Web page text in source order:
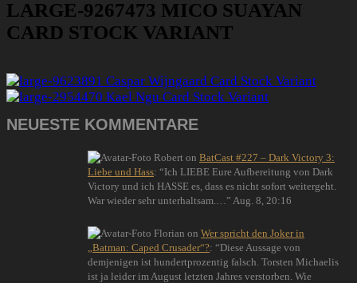
LARGE-9267473 MICO SUAYAN
CARD STOCK VARIANT
NEUESTE KOMMENTARE
Robert on BatCast #227 – Dark Victory 3:
Liebe und Hass: “Ich LIEBE Eure Aufbereitung von Dark
Victory und ich HASSE es, dass es nicht sofort weitergeht.
War wieder sehr unterhaltsam.… ” Aug. 8, 20:16
Florian on Wer spricht den Joker in
„Batman: Caped Crusader“?: “Diese Aussage von
demjenigen ist hundertprozentig falsch. Torsten Michaelis
ist ja leider im August letzten Jahres verstorben. Wie